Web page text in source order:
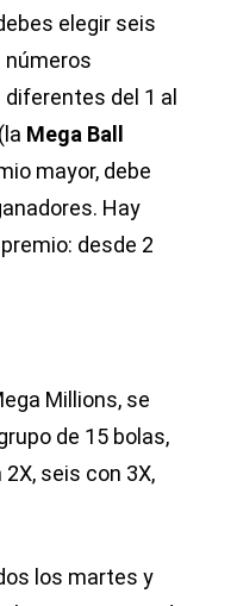
elegir seis
números
del 1 al
Mega Ball
mayor, debe
Hay
desde 2
Millions, se
de 15 bolas,
seis con 3X,
los martes y